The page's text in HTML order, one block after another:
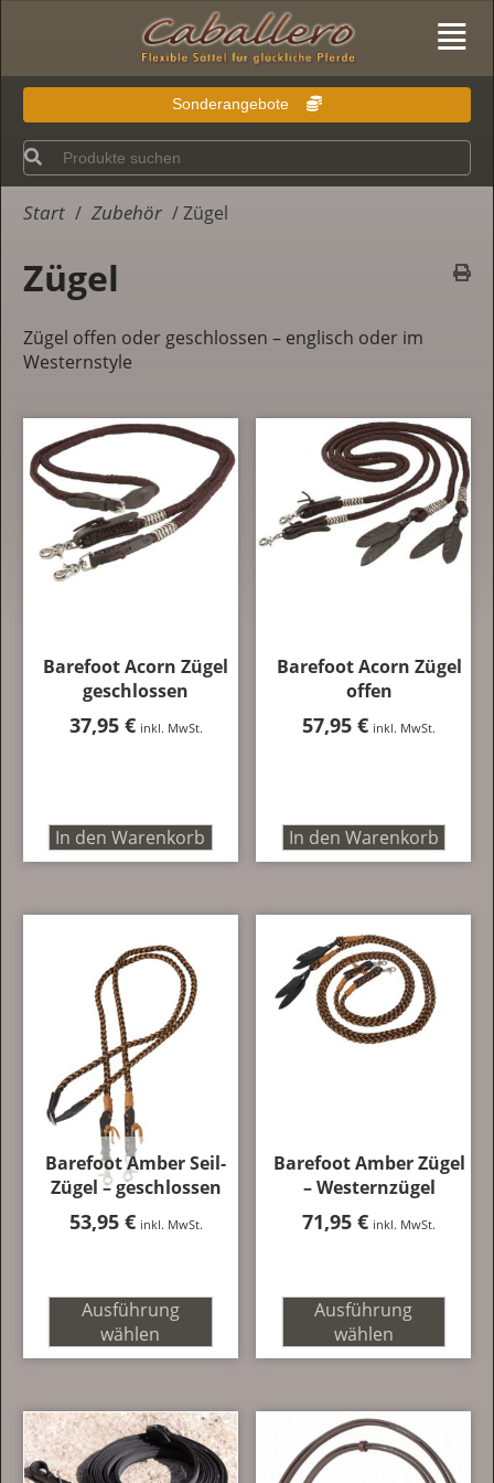
Sonderangebote
Start / Zubehör / Zügel
Zügel
Zügel offen oder geschlossen – englisch oder im
Westernstyle
Barefoot Acorn Zügel
geschlossen
37,95 € inkl. MwSt.
In den Warenkorb
Barefoot Acorn Zügel
offen
57,95€ inkl. MwSt.
In den Warenkorb
Barefoot Amber Seil-
Zügel – geschlossen
53,95 € inkl. MwSt.
Ausführung
wählen
weist
mehrere
Varianten
Barefoot Amber Zügel
– Westernzügel
71,95€ inkl. MwSt.
Ausführung
wählen
weist
mehrere
Varianten